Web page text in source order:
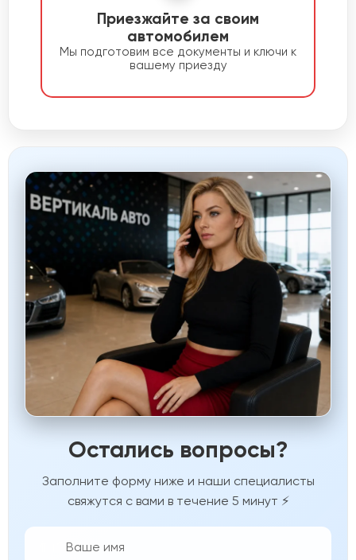
Приезжайте за своим
автомобилем
Мы подготовим все документы и ключи к
вашему приезду
Остались вопросы?
Заполните форму ниже и наши специалисты
свяжутся с вами в течение 5 минут ⚡